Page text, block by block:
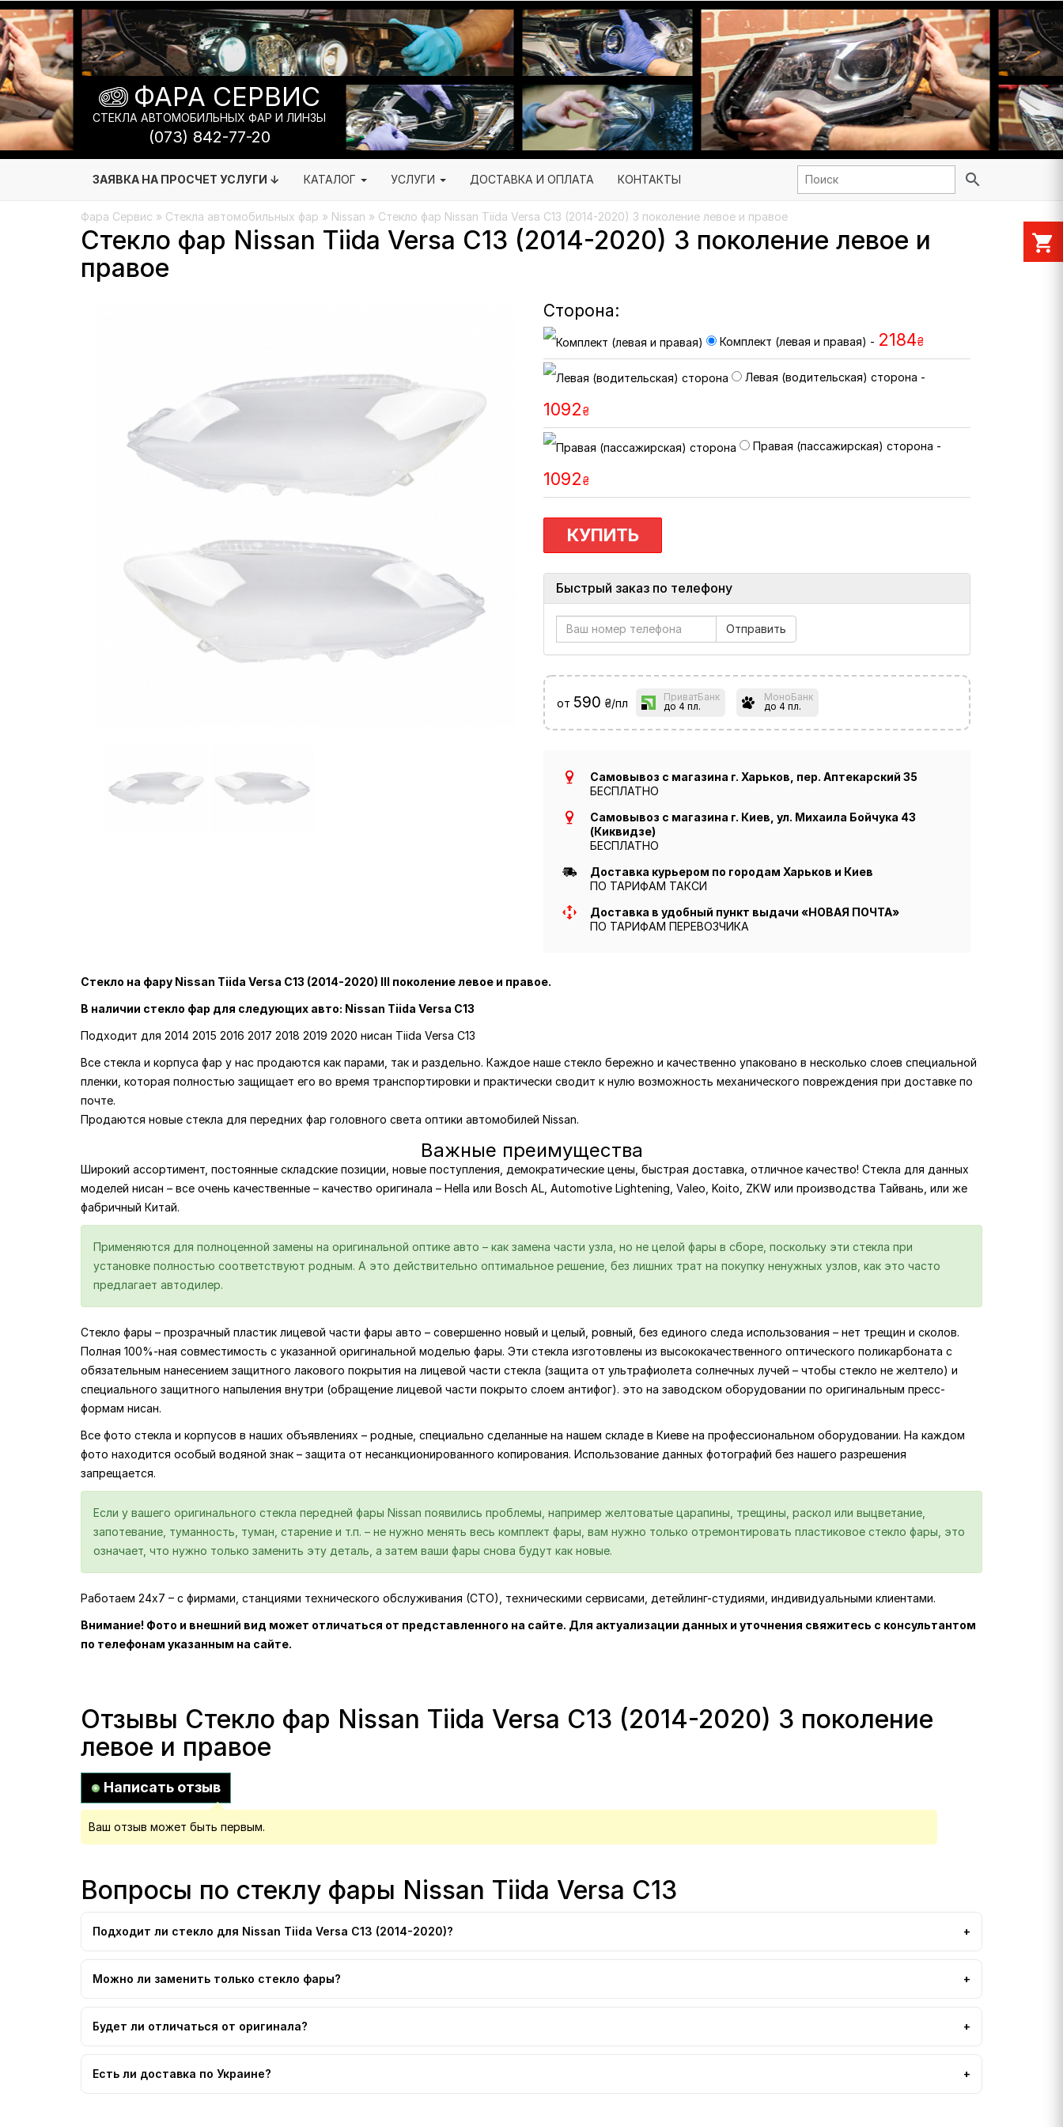
Фара Сервис » Стекла автомобильных фар » Nissan » Стекло фар Nissan Tiida Versa C13 (2014-2020) 3 поколение левое и правое
Стекло фар Nissan Tiida Versa C13 (2014-2020) 3 поколение левое и
правое
Сторона:
Комплект (левая и правая) - 2184₴
Левая (водительская) сторона -
1092₴
Правая (пассажирская) сторона -
1092₴
КУПИТЬ
Быстрый заказ по телефону
от 590 ₴/пл
ПриватБанк
до 4 пл.
МоноБанк
до 4 пл.
Самовывоз с магазина г. Харьков, пер. Аптекарский 35
БЕСПЛАТНО
Самовывоз с магазина г. Киев, ул. Михаила Бойчука 43
(Киквидзе)
БЕСПЛАТНО
Доставка курьером по городам Харьков и Киев
ПО ТАРИФАМ ТАКСИ
Доставка в удобный пункт выдачи «НОВАЯ ПОЧТА»
ПО ТАРИФАМ ПЕРЕВОЗЧИКА
Стекло на фару Nissan Tiida Versa C13 (2014-2020) III поколение левое и правое.
В наличии стекло фар для следующих авто: Nissan Tiida Versa C13
Подходит для 2014 2015 2016 2017 2018 2019 2020 нисан Tiida Versa C13
Все стекла и корпуса фар у нас продаются как парами, так и раздельно. Каждое наше стекло бережно и качественно упаковано в несколько слоев специальной
пленки, которая полностью защищает его во время транспортировки и практически сводит к нулю возможность механического повреждения при доставке по
почте.
Продаются новые стекла для передних фар головного света оптики автомобилей Nissan.
Важные преимущества
Широкий ассортимент, постоянные складские позиции, новые поступления, демократические цены, быстрая доставка, отличное качество! Стекла для данных
моделей нисан – все очень качественные – качество оригинала – Hella или Bosch AL, Automotive Lightening, Valeo, Koito, ZKW или производства Тайвань, или же
фабричный Китай.
Применяются для полноценной замены на оригинальной оптике авто – как замена части узла, но не целой фары в сборе, поскольку эти стекла при
установке полностью соответствуют родным. А это действительно оптимальное решение, без лишних трат на покупку ненужных узлов, как это часто
предлагает автодилер.
Стекло фары – прозрачный пластик лицевой части фары авто – совершенно новый и целый, ровный, без единого следа использования – нет трещин и сколов.
Полная 100%-ная совместимость с указанной оригинальной моделью фары. Эти стекла изготовлены из высококачественного оптического поликарбоната с
обязательным нанесением защитного лакового покрытия на лицевой части стекла (защита от ультрафиолета солнечных лучей – чтобы стекло не желтело) и
специального защитного напыления внутри (обращение лицевой части покрыто слоем антифог). это на заводском оборудовании по оригинальным пресс-
формам нисан.
Все фото стекла и корпусов в наших объявлениях – родные, специально сделанные на нашем складе в Киеве на профессиональном оборудовании. На каждом
фото находится особый водяной знак – защита от несанкционированного копирования. Использование данных фотографий без нашего разрешения
запрещается.
Если у вашего оригинального стекла передней фары Nissan появились проблемы, например желтоватые царапины, трещины, раскол или выцветание,
запотевание, туманность, туман, старение и т.п. – не нужно менять весь комплект фары, вам нужно только отремонтировать пластиковое стекло фары, это
означает, что нужно только заменить эту деталь, а затем ваши фары снова будут как новые.
Работаем 24х7 – с фирмами, станциями технического обслуживания (СТО), техническими сервисами, детейлинг-студиями, индивидуальными клиентами.
Внимание! Фото и внешний вид может отличаться от представленного на сайте. Для актуализации данных и уточнения свяжитесь с консультантом
по телефонам указанным на сайте.
Отзывы Стекло фар Nissan Tiida Versa C13 (2014-2020) 3 поколение
левое и правое
Написать отзыв
Ваш отзыв может быть первым.
Вопросы по стеклу фары Nissan Tiida Versa C13
Подходит ли стекло для Nissan Tiida Versa C13 (2014-2020)?
Можно ли заменить только стекло фары?
Будет ли отличаться от оригинала?
Есть ли доставка по Украине?
ФАРА СЕРВИС
СТЕКЛА АВТОМОБИЛЬНЫХ ФАР И ЛИНЗЫ
(073) 842-77-20
ЗАЯВКА НА ПРОСЧЕТ УСЛУГИ ↓ КАТАЛОГ УСЛУГИ ДОСТАВКА И ОПЛАТА КОНТАКТЫ search
shopping_cart